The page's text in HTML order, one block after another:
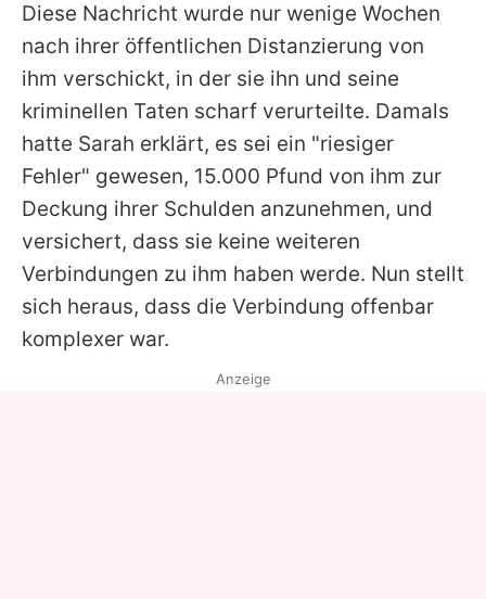
Redaktionelle Richtlinien
Impressum
Datenschutzerklärung
Nutzungsbedingungen
Utiq verwalten
Diese Nachricht wurde nur wenige Wochen
nach ihrer öffentlichen Distanzierung von
ihm verschickt, in der sie ihn und seine
kriminellen Taten scharf verurteilte. Damals
hatte Sarah erklärt, es sei ein "riesiger
Fehler" gewesen, 15.000 Pfund von ihm zur
Deckung ihrer Schulden anzunehmen, und
versichert, dass sie keine weiteren
Verbindungen zu ihm haben werde. Nun stellt
sich heraus, dass die Verbindung offenbar
komplexer war.
Anzeige